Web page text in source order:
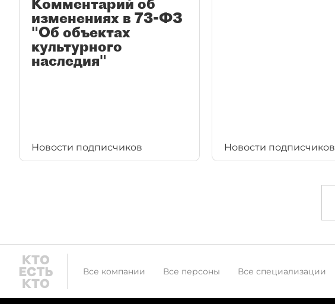
Комментарий об
изменениях в 73-ФЗ
"Об объектах
культурного
наследия"
Новости подписчиков Новости подписчиков
Все компании Все персоны Все специализации